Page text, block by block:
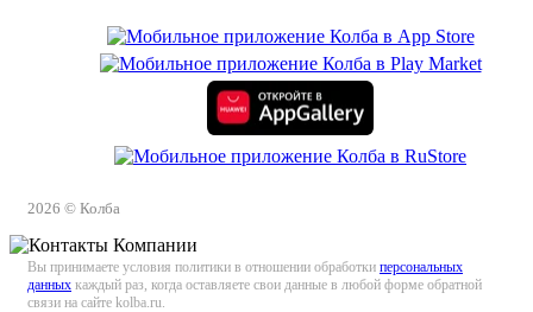
2026 © Колба
Вы принимаете условия политики в отношении обработки персональных
данных каждый раз, когда оставляете свои данные в любой форме обратной
связи на сайте kolba.ru.